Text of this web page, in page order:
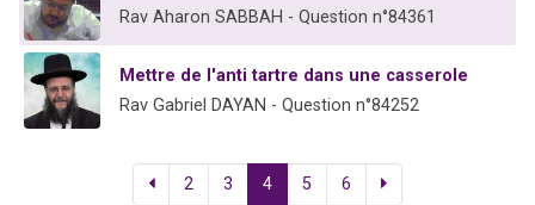
Rav Aharon SABBAH - Question n°84361
Mettre de l'anti tartre dans une casserole
Rav Gabriel DAYAN - Question n°84252
2 3 4 5 6